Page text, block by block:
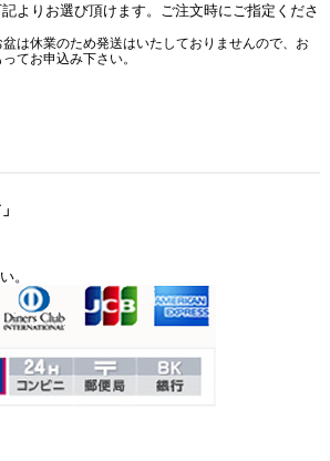
よりお選び頂けます。ご注文時にご指定くださ
は休業のため発送はいたしておりませんので、お
てお申込み下さい。
。